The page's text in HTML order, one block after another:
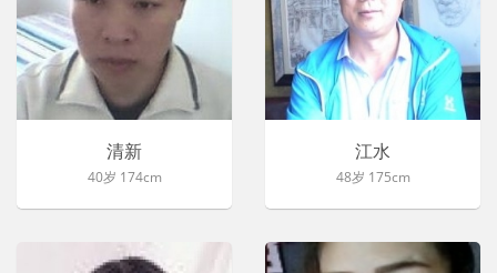
清新
40岁 174cm
江水
48岁 175cm